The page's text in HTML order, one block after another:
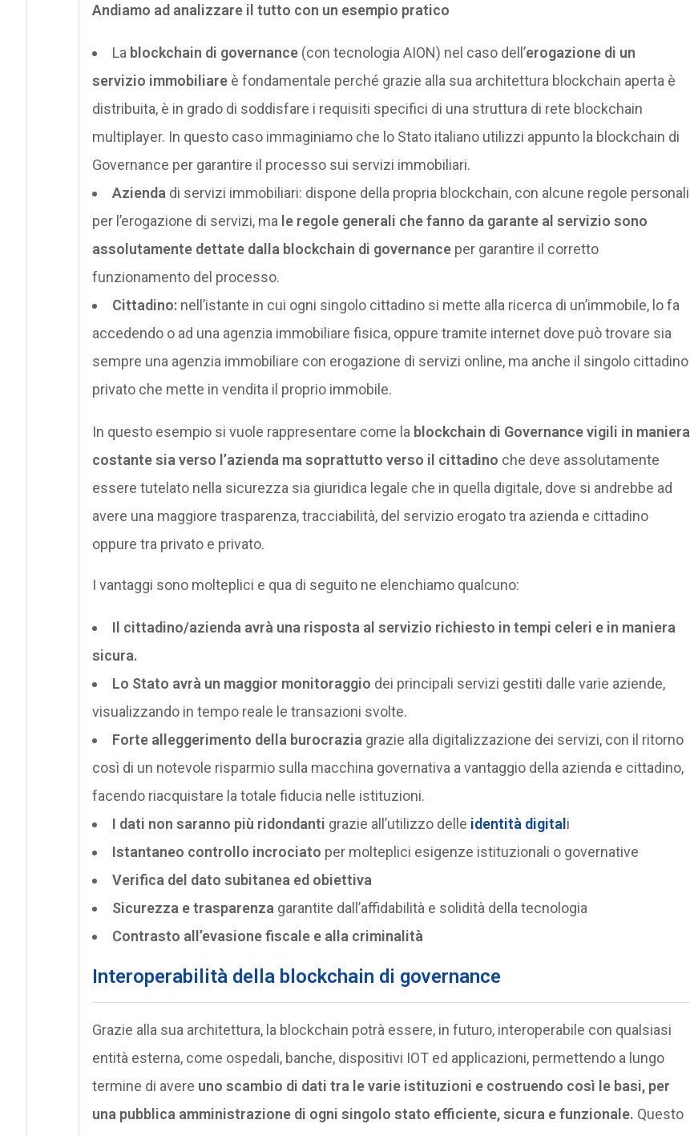
Andiamo ad analizzare il tutto con un esempio pratico
La blockchain di governance(con tecnologia AION) nel caso dell’erogazione di un
servizio immobiliareè fondamentale perché grazie alla sua architettura blockchain aperta è
distribuita, è in grado di soddisfare i requisiti specifici di una struttura di rete blockchain
multiplayer. In questo caso immaginiamo che lo Stato italiano utilizzi appunto la blockchain di
Governance per garantire il processo sui servizi immobiliari.
Azienda di servizi immobiliari: dispone della propria blockchain, con alcune regole personali
per l’erogazione di servizi, ma le regole generali che fanno da garante al servizio sono
assolutamente dettate dalla blockchain di governanceper garantire il corretto
funzionamento del processo.
Cittadino:nell’istante in cui ogni singolo cittadino si mette alla ricerca di un’immobile, lo fa
accedendo o ad una agenzia immobiliare fisica, oppure tramite internet dove può trovare sia
sempre una agenzia immobiliare con erogazione di servizi online, ma anche il singolo cittadino
privato che mette in vendita il proprio immobile.
In questo esempio si vuole rappresentare come la blockchain di Governance vigili in maniera
costante sia verso l’azienda ma soprattutto verso il cittadino che deve assolutamente
essere tutelato nella sicurezza sia giuridica legale che in quella digitale, dove si andrebbe ad
avere una maggiore trasparenza, tracciabilità, del servizio erogato tra azienda e cittadino
oppure tra privato e privato.
I vantaggi sono molteplici e qua di seguito ne elenchiamo qualcuno:
Il cittadino/azienda avrà una risposta al servizio richiesto in tempi celeri e in maniera
sicura.
Lo Stato avrà un maggior monitoraggio dei principali servizi gestiti dalle varie aziende,
visualizzando in tempo reale le transazioni svolte.
Forte alleggerimento della burocrazia grazie alla digitalizzazione dei servizi, con il ritorno
così di un notevole risparmio sulla macchina governativa a vantaggio della azienda e cittadino,
facendo riacquistare la totale fiducia nelle istituzioni.
I dati non saranno più ridondanti grazie all’utilizzo delle identità digitali
Istantaneo controllo incrociato per molteplici esigenze istituzionali o governative
Verifica del dato subitanea ed obiettiva
Sicurezza e trasparenza garantite dall’affidabilità e solidità della tecnologia
Contrasto all’evasione fiscale e alla criminalità
Interoperabilità della blockchain di governance
Grazie alla sua architettura, la blockchain potrà essere, in futuro, interoperabile con qualsiasi
entità esterna, come ospedali, banche, dispositivi IOT ed applicazioni, permettendo a lungo
termine di avere uno scambio di dati tra le varie istituzioni e costruendo così le basi, per
una pubblica amministrazione di ogni singolo stato efficiente, sicura e funzionale. Questo